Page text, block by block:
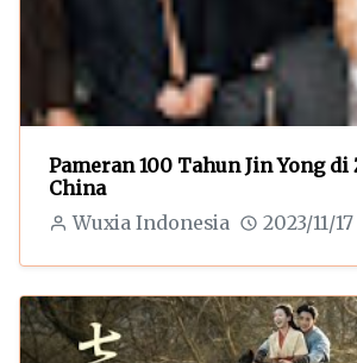
Pameran 100 Tahun Jin Yong di
China
Wuxia Indonesia 2023/11/17